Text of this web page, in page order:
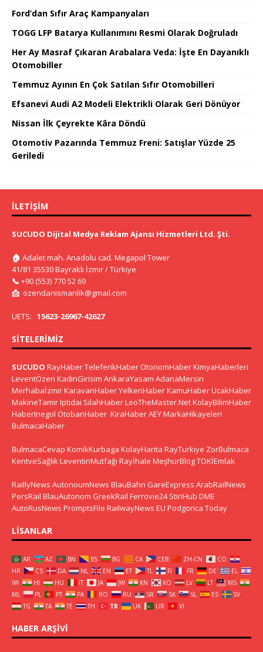
Ford’dan Sıfır Araç Kampanyaları
TOGG LFP Batarya Kullanımını Resmi Olarak Doğruladı
Her Ay Masraf Çıkaran Arabalara Veda: İşte En Dayanıklı
Otomobiller
Temmuz Ayının En Çok Satılan Sıfır Otomobilleri
Efsanevi Audi A2 Modeli Elektrikli Olarak Geri Dönüyor
Nissan İlk Çeyrekte Kâra Döndü
Otomotiv Pazarında Temmuz Freni: Satışlar Yüzde 25
Geriledi
İLETIŞIM
SUCUDO Dijital Medya Reklam Ajansı Hizmetleri Ltd. Şti.
🏠 Adalet mah. Anadolu cad. Megapol Tower
41/81 35530 Bayraklı İzmir / Türkiye
📞 +90 (553) 770 52 69
📩 ozendanismanlik@gmail.com
UETS: 15623-26967-42627
SITELERIMIZ
SUCUDO RayHaberTeleferikHaber OtonomHaberKimyaHaberleri
LeventÖzen KadinGirisim AnkaraYasam AdanaMersin
MerhabaİzmirKaravanHaberYelkenHaberKamuHaberUcakHaber
MakineTamirIptidai SilahHaberLeoTheMaster.NetKolayBilimHaber
HaberInegol OtobanHaber KiraHaberAEYMarkaHikayeleri
BulmacaHaber
BulmacaCevap KomikKurbaga KolayHarita RayTurkiye ZorBulmaca
KentveSağlık LeventinMutfağı Rayİhale MeşhurBlogTOKİEmlak
RaillyNews AutonoumNews BlauBahn GareExpress ArabRailNews
PersRail BlauAutonom GreekRail Ferrovie24 StiriHub DME
AutoRusNews PromptsFile RailwayNews EU Podgorica Today
LISANLAR
AR AZ BN BS BG CA CEB ZH-CN
CO
HR
CS DA NL EN ET TL FI FR DE
EL
IW
HI HU IT JA JW KN KO LV LT
MS
ML
PL PT PA RO RU SR SK SL ES
SV
TG
TA TE TH TR UK UR VI
HABER ARŞIVI